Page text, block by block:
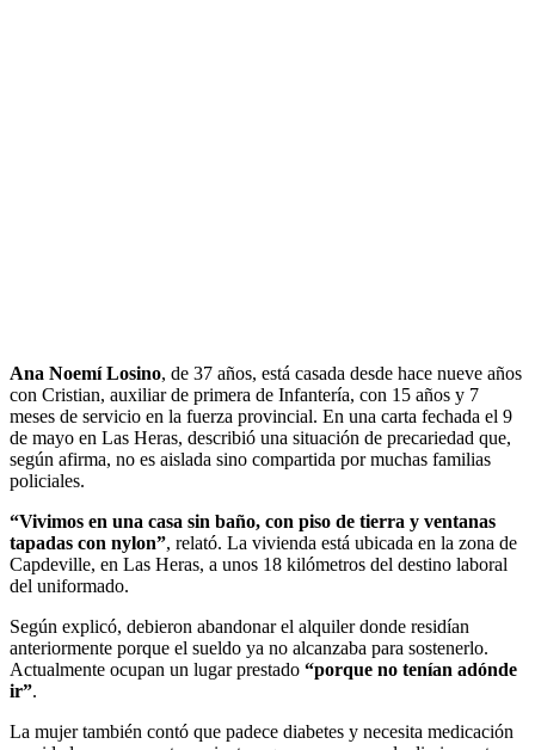
Ana Noemí Losino, de 37 años, está casada desde hace nueve años
con Cristian, auxiliar de primera de Infantería, con 15 años y 7
meses de servicio en la fuerza provincial. En una carta fechada el 9
de mayo en Las Heras, describió una situación de precariedad que,
según afirma, no es aislada sino compartida por muchas familias
policiales.
“Vivimos en una casa sin baño, con piso de tierra y ventanas
tapadas con nylon”, relató. La vivienda está ubicada en la zona de
Capdeville, en Las Heras, a unos 18 kilómetros del destino laboral
del uniformado.
Según explicó, debieron abandonar el alquiler donde residían
anteriormente porque el sueldo ya no alcanzaba para sostenerlo.
Actualmente ocupan un lugar prestado “porque no tenían adónde
ir”.
La mujer también contó que padece diabetes y necesita medicación